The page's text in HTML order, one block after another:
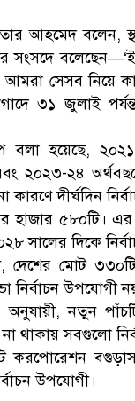
আহমেদ বলেন,
বলেছেন—‘ইসি
আমরা সেসব
৩১ জুলাই
বলা হয়েছে,
২০২৩-২৪
কারণে দীর্ঘদিন
হাজার ৫৮০টি।
সালের দিকে
দেশের মোট
নির্বাচন উপযোগী
অনুযায়ী, নতুন
না থাকায় সবগুলো
করপোরেশন
উপযোগী।